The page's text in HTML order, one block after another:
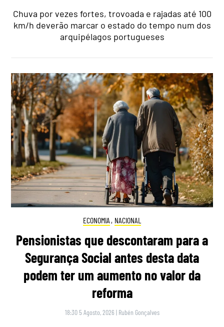
Chuva por vezes fortes, trovoada e rajadas até 100
km/h deverão marcar o estado do tempo num dos
arquipélagos portugueses
ECONOMIA , NACIONAL
Pensionistas que descontaram para a
Segurança Social antes desta data
podem ter um aumento no valor da
reforma
18:30 5 Agosto, 2026 | Rubén Gonçalves